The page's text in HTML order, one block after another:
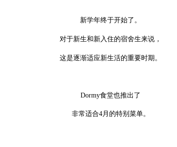
新学年终于开始了。
对于新生和新入住的宿舍生来说，
这是逐渐适应新生活的重要时期。
Dormy食堂也推出了
非常适合4月的特别菜单。